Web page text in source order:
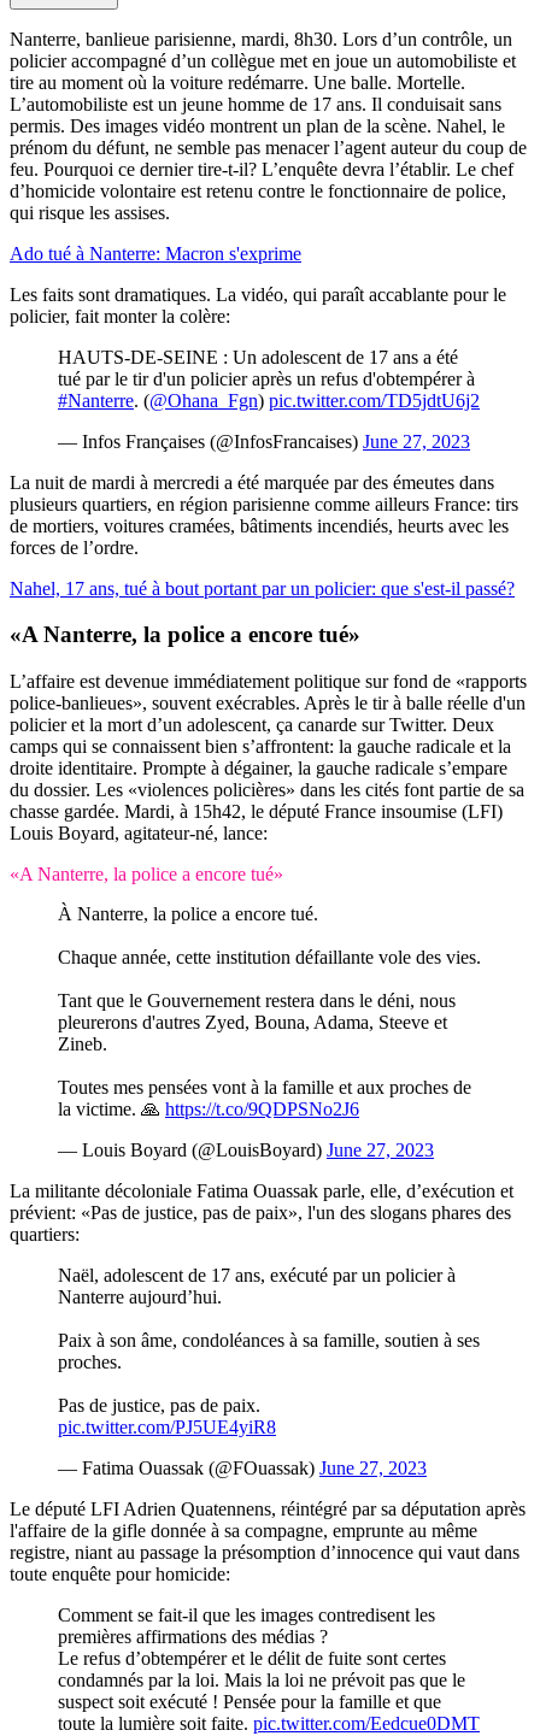
Nanterre, banlieue parisienne, mardi, 8h30. Lors d’un contrôle, un
policier accompagné d’un collègue met en joue un automobiliste et
tire au moment où la voiture redémarre. Une balle. Mortelle.
L’automobiliste est un jeune homme de 17 ans. Il conduisait sans
permis. Des images vidéo montrent un plan de la scène. Nahel, le
prénom du défunt, ne semble pas menacer l’agent auteur du coup de
feu. Pourquoi ce dernier tire-t-il? L’enquête devra l’établir. Le chef
d’homicide volontaire est retenu contre le fonctionnaire de police,
qui risque les assises.
Ado tué à Nanterre: Macron s'exprime
Les faits sont dramatiques. La vidéo, qui paraît accablante pour le
policier, fait monter la colère:
HAUTS-DE-SEINE : Un adolescent de 17 ans a été
tué par le tir d'un policier après un refus d'obtempérer à
#Nanterre. (@Ohana_Fgn) pic.twitter.com/TD5jdtU6j2
— Infos Françaises (@InfosFrancaises) June 27, 2023
La nuit de mardi à mercredi a été marquée par des émeutes dans
plusieurs quartiers, en région parisienne comme ailleurs France: tirs
de mortiers, voitures cramées, bâtiments incendiés, heurts avec les
forces de l’ordre.
Nahel, 17 ans, tué à bout portant par un policier: que s'est-il passé?
«A Nanterre, la police a encore tué»
L’affaire est devenue immédiatement politique sur fond de «rapports
police-banlieues», souvent exécrables. Après le tir à balle réelle d'un
policier et la mort d’un adolescent, ça canarde sur Twitter. Deux
camps qui se connaissent bien s’affrontent: la gauche radicale et la
droite identitaire. Prompte à dégainer, la gauche radicale s’empare
du dossier. Les «violences policières» dans les cités font partie de sa
chasse gardée. Mardi, à 15h42, le député France insoumise (LFI)
Louis Boyard, agitateur-né, lance:
«A Nanterre, la police a encore tué»
À Nanterre, la police a encore tué.
Chaque année, cette institution défaillante vole des vies.
Tant que le Gouvernement restera dans le déni, nous
pleurerons d'autres Zyed, Bouna, Adama, Steeve et
Zineb.
Toutes mes pensées vont à la famille et aux proches de
la victime. 🙏 https://t.co/9QDPSNo2J6
— Louis Boyard (@LouisBoyard) June 27, 2023
La militante décoloniale Fatima Ouassak parle, elle, d’exécution et
prévient: «Pas de justice, pas de paix», l'un des slogans phares des
quartiers:
Naël, adolescent de 17 ans, exécuté par un policier à
Nanterre aujourd’hui.
Paix à son âme, condoléances à sa famille, soutien à ses
proches.
Pas de justice, pas de paix.
pic.twitter.com/PJ5UE4yiR8
— Fatima Ouassak (@FOuassak) June 27, 2023
Le député LFI Adrien Quatennens, réintégré par sa députation après
l'affaire de la gifle donnée à sa compagne, emprunte au même
registre, niant au passage la présomption d’innocence qui vaut dans
toute enquête pour homicide:
Comment se fait-il que les images contredisent les
premières affirmations des médias ?
Le refus d’obtempérer et le délit de fuite sont certes
condamnés par la loi. Mais la loi ne prévoit pas que le
suspect soit exécuté ! Pensée pour la famille et que
toute la lumière soit faite. pic.twitter.com/Eedcue0DMT